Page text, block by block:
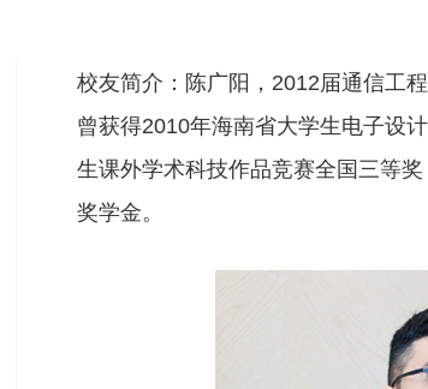
校友简介：陈广阳， 2012届通信工
曾获得2010年海南省大学生电子设
生课外学术科技作品竞赛全国三等
奖学金。